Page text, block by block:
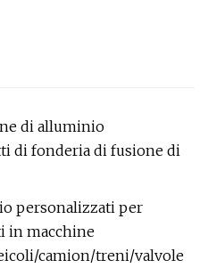
di alluminio
di fonderia di fusione di
personalizzati per
in macchine
camion/treni/valvole